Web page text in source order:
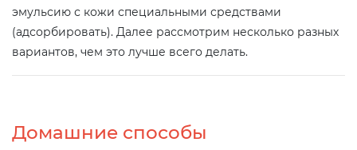
эмульсию с кожи специальными средствами
(адсорбировать). Далее рассмотрим несколько разных
вариантов, чем это лучше всего делать.
Домашние способы